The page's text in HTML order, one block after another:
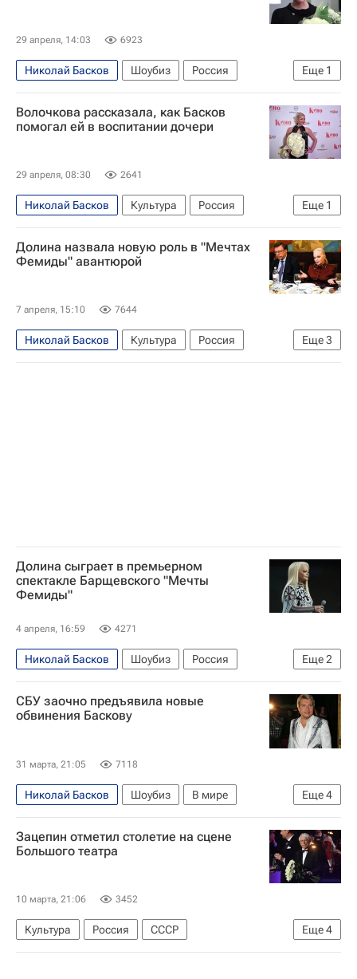
29 апреля, 14:03 6923
Еще 1
Николай Басков Шоубиз
Россия
Анастасия Волочкова
Волочкова рассказала, как Басков
помогал ей в воспитании дочери
29 апреля, 08:30 2641
Еще 1
Николай Басков Культура
Россия
Анастасия Волочкова
Долина назвала новую роль в "Мечтах
Фемиды" авантюрой
7 апреля, 15:10 7644
Еще3
Николай Басков Культура
Россия
Москва
Михаил Барщевский
Долина сыграет в премьерном
спектакле Барщевского "Мечты
Фемиды"
4 апреля, 16:59 4271
Еще2
Николай Басков Шоубиз
Россия
Михаил Барщевский
Лариса Долина
СБУ заочно предъявила новые
обвинения Баскову
31 марта, 21:05 7118
Еще4
Николай Басков Шоубиз
В мире
Украина
Россия
Ирина Венедиктова
Служба безопасности Украины
Зацепин отметил столетие на сцене
Большого театра
10 марта, 21:06 3452
Еще4
Культура Россия
СССР
Александр Зацепин
Дмитрий Песков